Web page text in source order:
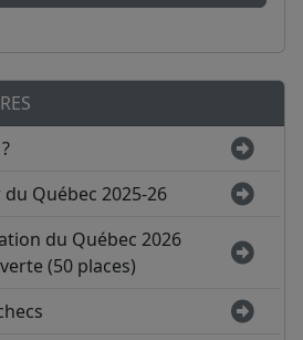
Québec 2025-26
du Québec 2026
(50 places)